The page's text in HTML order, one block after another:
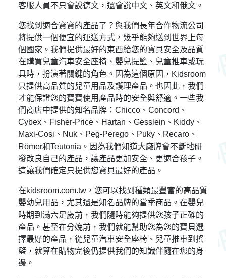
客服人員不只會說德文，還會說中文、英文和俄文。
您找到適合寶寶的產品了？與我們長年合作物流公司
將提供一個便宜的運送方式，幾乎能夠送到世界上每
個國家。我們提供最好的東西給您的寶貝安全及品質
在購買兒童汽車安全座椅、嬰兒提籃、兒童推車或玩
具時，扮演著關鍵的角色。因為這個原因，Kidsroom
只提供高品質的兒童用品及護理產品。也因此，我們
才能保證您的寶寶使用產品時的安全與舒適。一些我
們商店中提供的知名品牌：Chicco、Concord、
Cybex、Fisher-Price、Hartan、Gesslein、Kiddy、
Maxi-Cosi、Nuk、Peg-Perego、Puky、Recaro、
Römer和Teutonia。因為我們知道大廠牌會不斷地研
發改良自己的產品，讓產品更加安全、更適合孩子。
這讓我們確定只提供您寶貝最好的產品。
在kidsroom.com.tw，您可以找到種類最豐富的高品質
嬰幼兒用品，尤其還是知名品牌的當季商品。在嬰兒
時期到滿六足歲前，我們隨時能夠提供您孩子正確的
產品。甚至在分娩前，我們就能幫助您為您的寶貝選
擇最好的產品，從兒童汽車安全座椅、兒童推車到搖
籃，就算在購物完後仍提供我們的知識伴隨在您的身
邊。